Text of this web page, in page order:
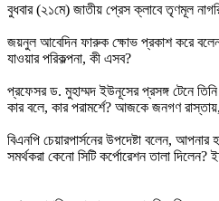
বুধবার (২১মে) জাতীয় প্রেস ক্লাবে তৃণমূল
জয়নুল আবেদিন ফারুক ক্ষোভ প্রকাশ করে বলেন,
যাওয়ার পরিকল্পনা, কী এসব?
প্রফেসর ড. মুহাম্মদ ইউনূসের প্রসঙ্গ টেনে তিনি
কার বলে, কার পরামর্শে? আজকে জনগণ
বিএনপি চেয়ারপার্সনের উপদেষ্টা বলেন,
সমর্থকরা কেনো সিটি কর্পোরেশন তালা